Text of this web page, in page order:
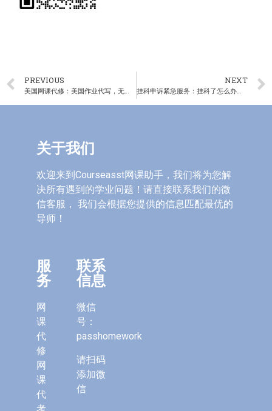
PREVIOUS NEXT
挂科申诉紧急服务：挂科了怎么办？专业申诉帮助您逆风翻盘
关于我们
欢迎来到Courseasst网课助手，我们将为您解
决所有遇到的学业问题！请直接联系我们的微
信客服， 我们会根据您提供的信息匹配最优的
导师！
服
务
网
课
代
修
网
课
代
联系
信息
微信
号：
passhomework
请扫码
添加微
信